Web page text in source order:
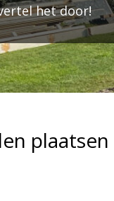
het door!
plaatsen